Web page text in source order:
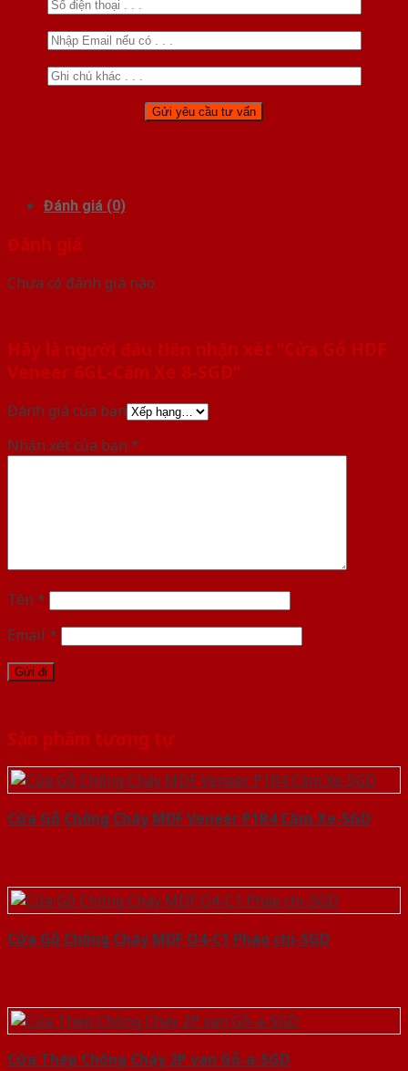
Đánh giá (0)
Đánh giá
Chưa có đánh giá nào.
Hãy là người đầu tiên nhận xét “Cửa Gỗ HDF
Veneer 6GL-Căm Xe 8-SGD”
Đánh giá của bạn
Nhận xét của bạn *
Tên *
Email *
Sản phẩm tương tự
Cửa Gỗ Chống Cháy MDF Veneer P1R4 Căm Xe-SGD
Cửa Gỗ Chống Cháy MDF O4-C1 Phào chi-SGD
Cửa Thép Chống Cháy 2P van Gỗ-a-SGD